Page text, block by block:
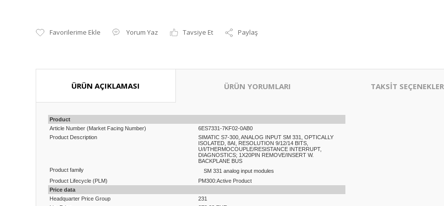
Yorum Yaz Tavsiye Et Paylaş
ÜRÜN AÇIKLAMASI ÜRÜN YORUMLARI TAKSİT
Product
Article Number (Market Facing Number)
6ES7331-7KF02-0AB0
Product Description
SIMATIC S7-300, ANALOG INPUT SM 331, OPTICALLY
ISOLATED, 8AI, RESOLUTION 9/12/14 BITS,
U/I/THERMOCOUPLE/RESISTANCE INTERRUPT,
DIAGNOSTICS; 1X20PIN REMOVE/INSERT W.
BACKPLANE BUS
Product family
SM 331 analog input modules
Product Lifecycle (PLM)
PM300:Active Product
Price data
Headquarter Price Group
231